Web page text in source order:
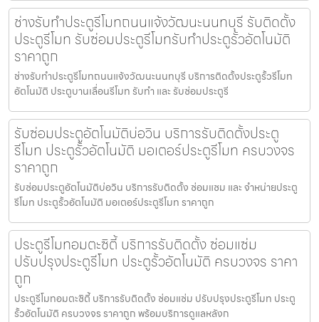
ช่างรับทำประตูรีโมทถนนแจ้งวัฒนะนนทบุรี รับติดตั้ง
ประตูรีโมท รับซ่อมประตูรีโมทรับทำประตูรั้วอัตโนมัติ
ราคาถูก
ช่างรับทำประตูรีโมทถนนแจ้งวัฒนะนนทบุรี บริการติดตั้งประตูรั้วรีโมท
อัตโนมัติ ประตูบานเลื่อนรีโมท รับทำ และ รับซ่อมประตูรี
รับซ่อมประตูอัตโนมัติบ่อวิน บริการรับติดตั้งประตู
รีโมท ประตูรั้วอัตโนมัติ มอเตอร์ประตูรีโมท ครบวงจร
ราคาถูก
รับซ่อมประตูอัตโนมัติบ่อวิน บริการรับติดตั้ง ซ่อมแซม และ จำหน่ายประตู
รีโมท ประตูรั้วอัตโนมัติ มอเตอร์ประตูรีโมท ราคาถูก
ประตูรีโมทอมตะซิตี้ บริการรับติดตั้ง ซ่อมแซ่ม
ปรับปรุงประตูรีโมท ประตูรั้วอัตโนมัติ ครบวงจร ราคา
ถูก
ประตูรีโมทอมตะซิตี้ บริการรับติดตั้ง ซ่อมแซ่ม ปรับปรุงประตูรีโมท ประตู
รั้วอัตโนมัติ ครบวงจร ราคาถูก พร้อมบริการดูแลหลังก